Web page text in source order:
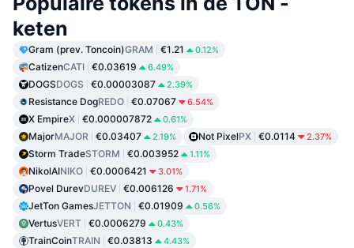
keten
Gram (prev. Toncoin)GRAM €1.21 0.12%
CatizenCATI €0.03619 6.49%
DOGSDOGS €0.00003087 2.39%
Resistance DogREDO €0.07067 6.54%
X EmpireX €0.000007872 0.61%
MajorMAJOR €0.03407 2.19% Not PixelPX €0.0114 2.37%
Storm TradeSTORM €0.003952 1.11%
NikolAINIKO €0.0006421 3.01%
Povel DurevDUREV €0.006126 1.71%
JetTon GamesJETTON €0.01909 0.56%
VertusVERT €0.0006279 0.43%
TrainCoinTRAIN €0.03813 4.43%